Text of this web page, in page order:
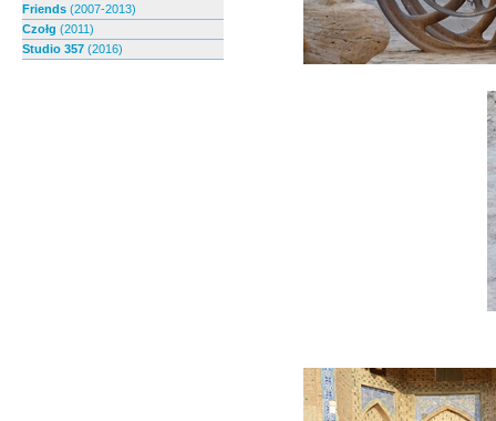
Friends (2007-2013)
Czołg (2011)
Studio 357 (2016)